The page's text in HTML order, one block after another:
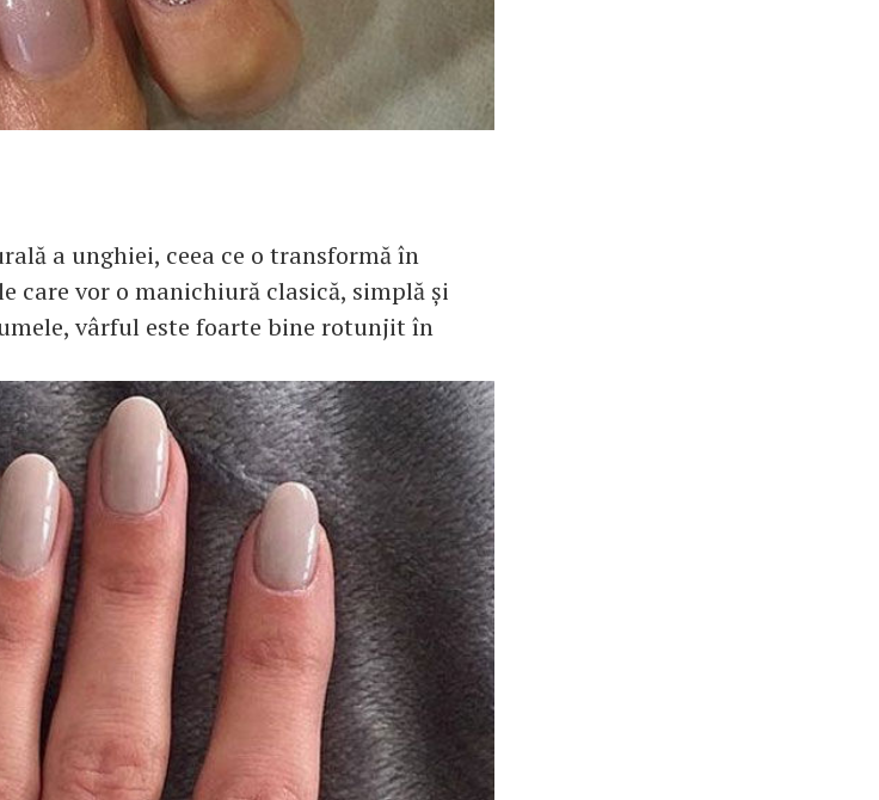
a unghiei, ceea ce o transformă în
care vor o manichiură clasică, simplă și
vârful este foarte bine rotunjit în